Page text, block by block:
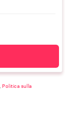
Politica sulla